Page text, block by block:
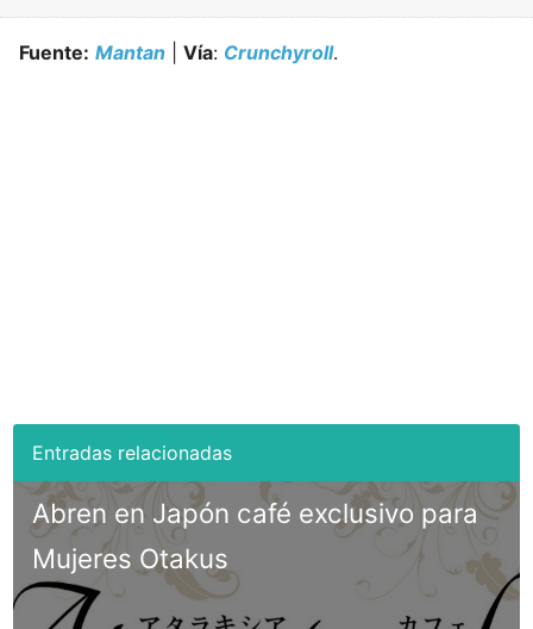
Fuente: Mantan Vía: Crunchyroll.
Abren en Japón café exclusivo para
Mujeres Otakus